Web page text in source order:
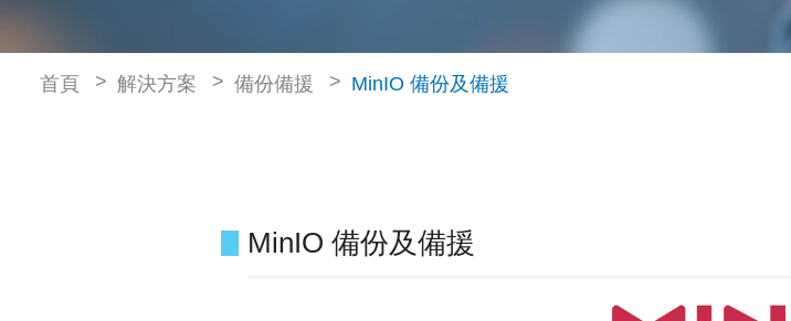
首頁 解決方案 備份備援 MinIO 備份及備援
MinIO 備份及備援